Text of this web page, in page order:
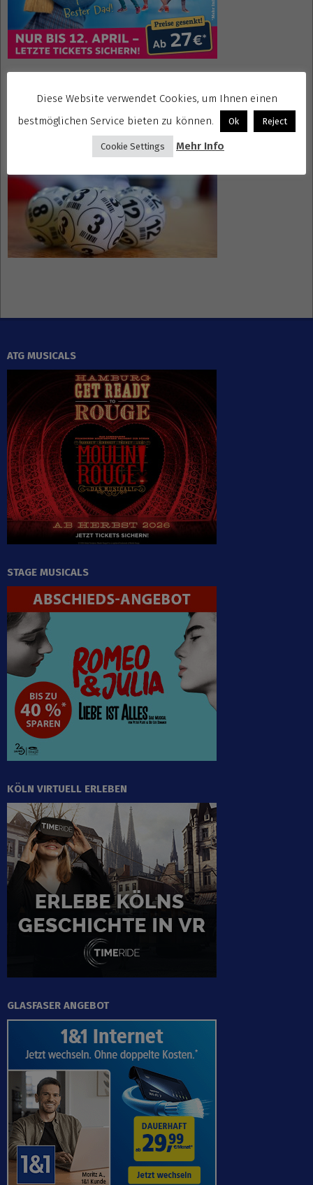
Gewinnspiele kostenlos seriös
ATG MUSICALS
STAGE MUSICALS
KÖLN VIRTUELL ERLEBEN
GLASFASER ANGEBOT
Diese Website verwendet Cookies, um Ihnen einen
bestmöglichen Service bieten zu können.
Ok Reject
Cookie Settings Mehr Info